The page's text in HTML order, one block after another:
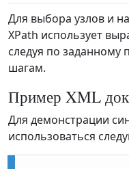
Для выбора узлов и
XPath использует
следуя по заданному
шагам.
Пример XML
Для демонстрации
использоваться